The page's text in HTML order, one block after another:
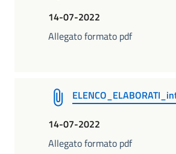
14-07-2022
Allegato formato pdf
14-07-2022
Allegato formato pdf